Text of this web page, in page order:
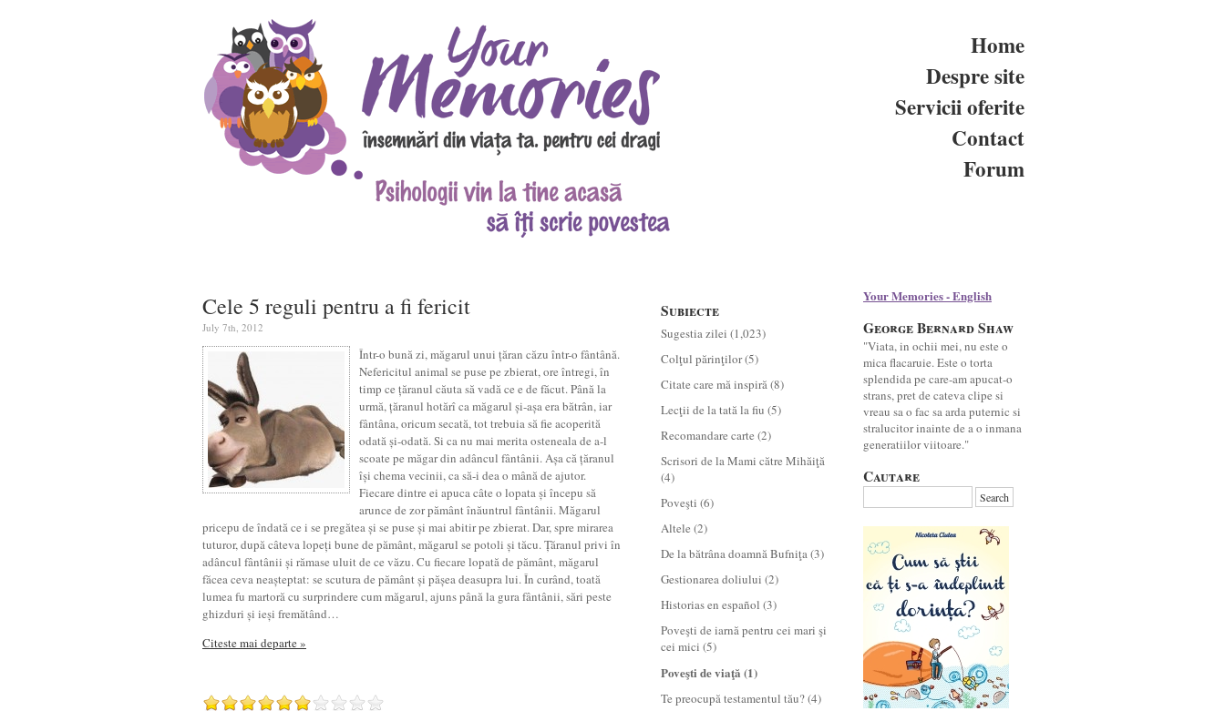
Home
Despre site
Servicii oferite
Contact
Forum
Cele 5 reguli pentru a fi fericit
July 7th, 2012
Într-o bună zi, măgarul unui țăran căzu într-o fântână.
Nefericitul animal se puse pe zbierat, ore întregi, în
timp ce țăranul căuta să vadă ce e de făcut. Până la
urmă, țăranul hotărî ca măgarul și-așa era bătrân, iar
fântâna, oricum secată, tot trebuia să fie acoperită
odată și-odată. Si ca nu mai merita osteneala de a-l
scoate pe măgar din adâncul fântânii. Așa că țăranul
își chema vecinii, ca să-i dea o mână de ajutor.
Fiecare dintre ei apuca câte o lopata și începu să
arunce de zor pământ înăuntrul fântânii. Măgarul
pricepu de îndată ce i se pregătea și se puse și mai abitir pe zbierat. Dar, spre mirarea
tuturor, după câteva lopeți bune de pământ, măgarul se potoli și tăcu. Țăranul privi în
adâncul fântânii și rămase uluit de ce văzu. Cu fiecare lopată de pământ, măgarul
făcea ceva neașteptat: se scutura de pământ și pășea deasupra lui. În curând, toată
lumea fu martoră cu surprindere cum măgarul, ajuns până la gura fântânii, sări peste
ghizduri și ieși fremătând…
Citeste mai departe »
Subiecte
Sugestia zilei (1,023)
Colţul părinţilor(5)
Citate care mă inspiră(8)
Lecţii de la tată la fiu (5)
Recomandare carte (2)
Scrisori de la Mami către Mihăiţă
(4)
Poveşti (6)
Altele (2)
De la bătrâna doamnă Bufniţa(3)
Gestionarea doliului (2)
Historias en español (3)
Poveşti de iarnă pentru cei mari şi
cei mici (5)
Poveşti de viaţă (1)
Te preocupă testamentul tău?(4)
Your Memories - English
George Bernard Shaw
"Viata, in ochii mei, nu este o
mica flacaruie. Este o torta
splendida pe care-am apucat-o
strans, pret de cateva clipe si
vreau sa o fac sa arda puternic si
stralucitor inainte de a o inmana
generatiilor viitoare."
Cautare